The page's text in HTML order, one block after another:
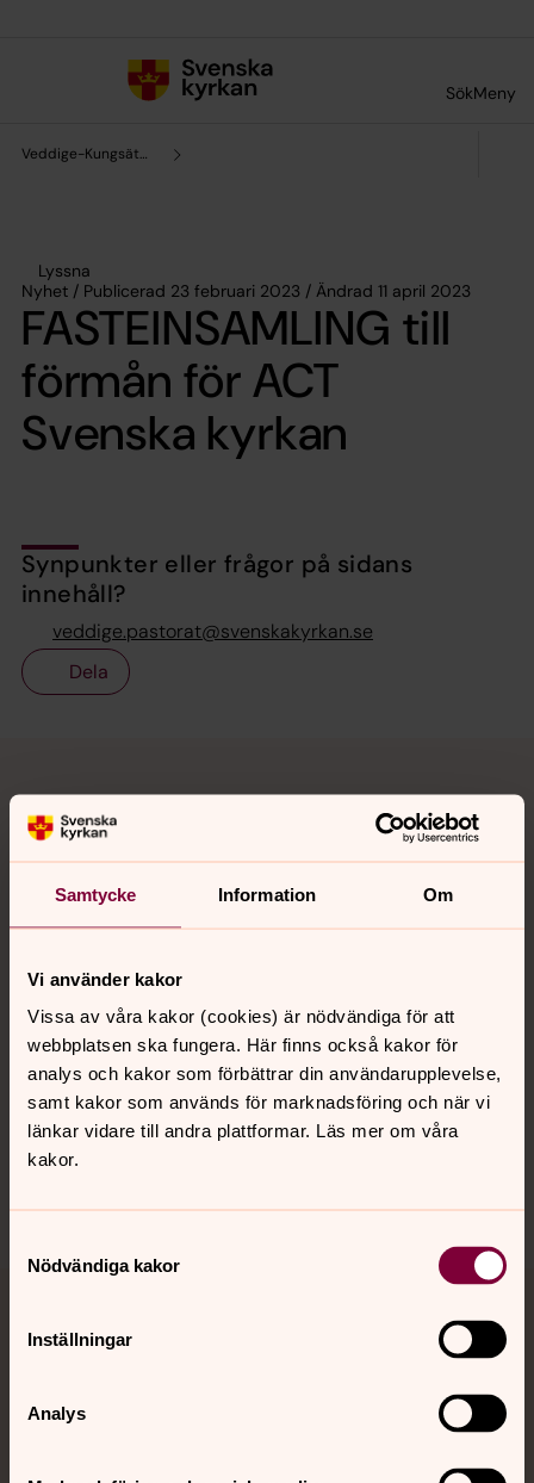
Samtycke Information Om
Vi använder kakor
Vissa av våra kakor (cookies) är nödvändiga för att
webbplatsen ska fungera. Här finns också kakor för
analys och kakor som förbättrar din användarupplevelse,
samt kakor som används för marknadsföring och när vi
länkar vidare till andra plattformar. Läs mer om våra
kakor.
Nödvändiga kakor
Inställningar
Analys
SökMeny
Veddige-Kungsäters församling
Lyssna
Nyhet / Publicerad 23 februari 2023 / Ändrad 11 april 2023
FASTEINSAMLING till
förmån för ACT
Svenska kyrkan
Synpunkter eller frågor på sidans
innehåll?
veddige.pastorat@svenskakyrkan.se
Dela
Kontakt
Hitta snabbt
Sociala kanaler
Jourhavande präst
med en präst på kvällar och nätter.